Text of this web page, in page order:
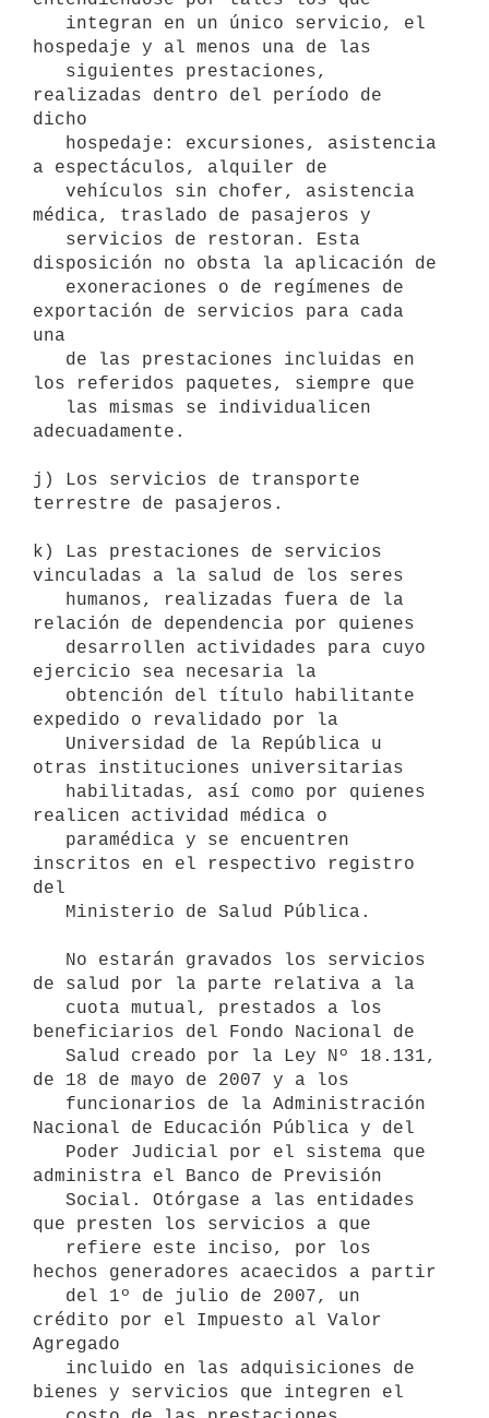
hospedaje y al menos una de las
realizadas dentro del período de
dicho
a espectáculos, alquiler de
médica, traslado de pasajeros y
disposición no obsta la aplicación de
exportación de servicios para cada
una
los referidos paquetes, siempre que
adecuadamente.
j) Los servicios de transporte
terrestre de pasajeros.
k) Las prestaciones de servicios
vinculadas a la salud de los seres
relación de dependencia por quienes
ejercicio sea necesaria la
expedido o revalidado por la
otras instituciones universitarias
realicen actividad médica o
inscritos en el respectivo registro
del
de salud por la parte relativa a la
beneficiarios del Fondo Nacional de
de 18 de mayo de 2007 y a los
Nacional de Educación Pública y del
administra el Banco de Previsión
que presten los servicios a que
hechos generadores acaecidos a partir
crédito por el Impuesto al Valor
Agregado
bienes y servicios que integren el